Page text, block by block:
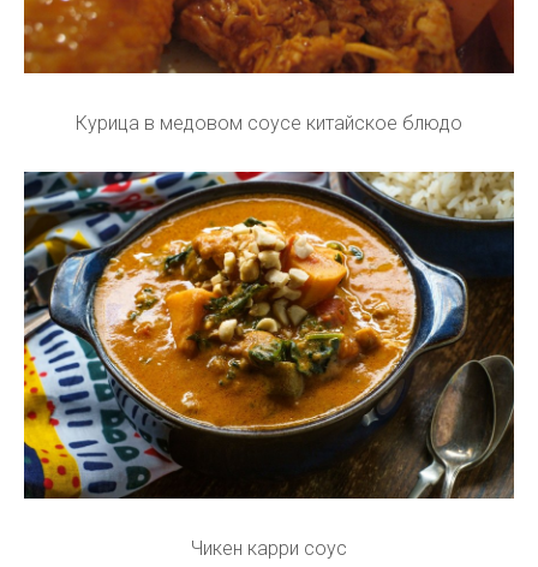
Курица в медовом соусе китайское блюдо
Чикен карри соус